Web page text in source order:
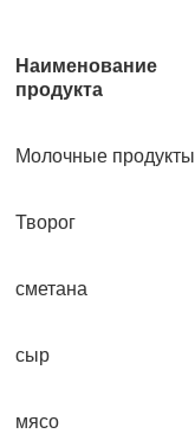
Наименование
продукта
Молочные продукты
Творог
сметана
сыр
мясо